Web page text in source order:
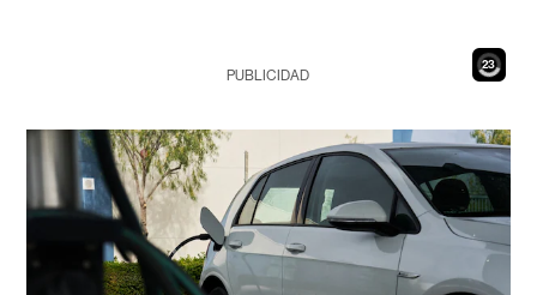
21
PUBLICIDAD